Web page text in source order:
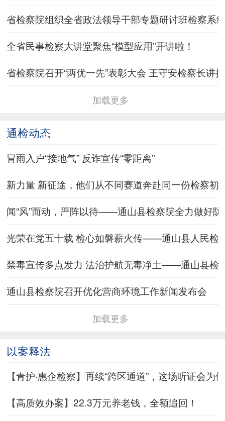
省检察院组织全省政法领导干部专题研讨班检察系
全省民事检察大讲堂聚焦“模型应用”开讲啦！
省检察院召开“两优一先”表彰大会 王守安检察长讲
加载更多
通检动态
冒雨入户“接地气” 反诈宣传“零距离”
新力量 新征途，他们从不同赛道奔赴同一份检察初
闻“风”而动，严阵以待——通山县检察院全力做好
光荣在党五十载 检心如磐薪火传——通山县人民检
禁毒宣传多点发力 法治护航无毒净土——通山县检
通山县检察院召开优化营商环境工作新闻发布会
加载更多
以案释法
【青护·惠企检察】再续“跨区通道”，这场听证会为
【高质效办案】22.3万元养老钱，全额追回！